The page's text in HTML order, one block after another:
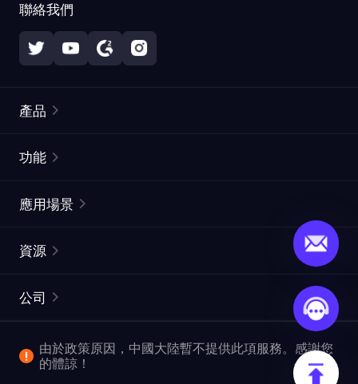
聯絡我們
產品
靜態住宅代理
網頁擷取 API
視頻下載 API
功能
ISP代理
ProxySite
應用場景
市場研究
爬行和索引
資源
常見問題解答
位置
公司
企業服務
由於政策原因，中國大陸暫不提供此項服務。感謝您
的體諒！